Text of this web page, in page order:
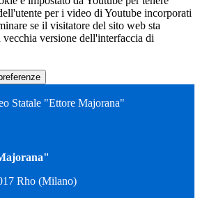
per i video di Youtube incorporati
se il visitatore del sito web sta
versione dell'interfaccia di
Statale "Ettore Majorana"
Rho (Milano)